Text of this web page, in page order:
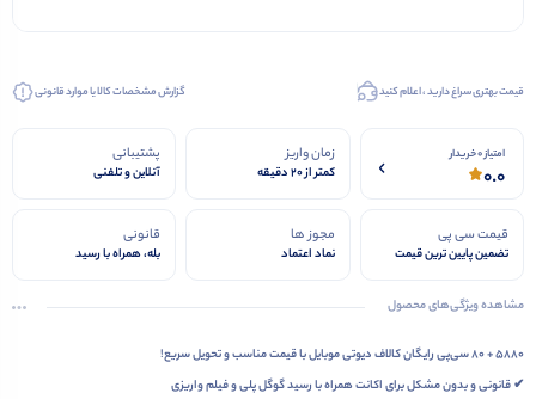
قیمت بهتری سراغ دارید ، اعلام کنید گزارش مشخصات کالا یا موارد قانونی
امتیاز 0 خریدار
0.0
زمان واریز
کمتر از 20 دقیقه
پشتیبانی
آنلاین و تلفنی
قیمت سی پی
تضمین پایین ترین قیمت
مجوز ها
نماد اعتماد
قانونی
بله، همراه با رسید
مشاهده ویژگی‌های محصول
۵۸۸۰ + ۸۰ سی‌پی رایگان کالاف دیوتی موبایل با قیمت مناسب و تحویل سریع!
✔ قانونی و بدون مشکل برای اکانت همراه با رسید گوگل پلی و فیلم واریزی